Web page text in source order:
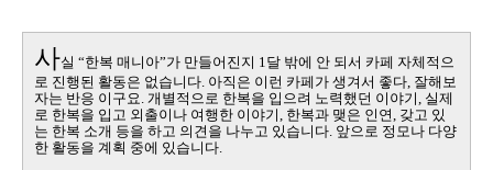
사실 “한복 매니아”가 만들어진지 1 달 밖에 안 되서 카페 자체적으
로 진행된 활동은 없습니다 아직은 이런 카페가 생겨서 좋다 잘해보
자는 반응 이구요 개별적으로 한복을 입으려 노력했던 이야기 실제
로 한복을 입고 외출이나 여행한 이야기 한복과 맺은 인연 갖고 있
는 한복 소개 등을 하고 의견을 나누고 있습니다 앞으로 정모나 다양
한 활동을 계획 중에 있습니다